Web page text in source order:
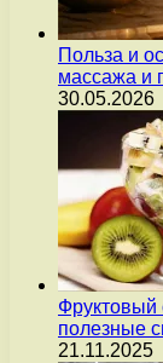
Польза и
массажа и
30.05.2026
Фруктовый
полезные
21.11.2025